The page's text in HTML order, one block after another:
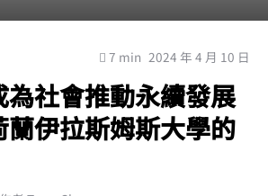
7 min 2024 年 4 月 10 日
社會推動永續發展
蘭伊拉斯姆斯大學的